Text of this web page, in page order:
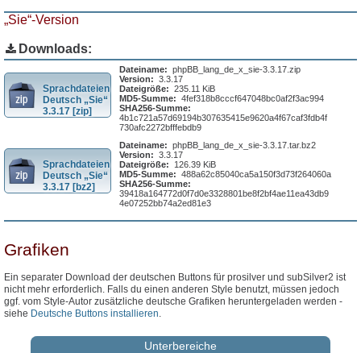
„Sie“-Version
Downloads:
Sprachdateien
Deutsch „Sie“
3.3.17 [zip]
Dateiname: phpBB_lang_de_x_sie-3.3.17.zip
Version: 3.3.17
Dateigröße: 235.11 KiB
MD5-Summe: 4fef318b8cccf647048bc0af2f3ac994
SHA256-Summe:
4b1c721a57d69194b307635415e9620a4f67caf3fdb4f
730afc2272bfffebdb9
Sprachdateien
Deutsch „Sie“
3.3.17 [bz2]
Dateiname: phpBB_lang_de_x_sie-3.3.17.tar.bz2
Version: 3.3.17
Dateigröße:
126.39 KiB
MD5-Summe: 488a62c85040ca5a150f3d73f264060a
SHA256-Summe:
39418a164772d0f7d0e3328801be8f2bf4ae11ea43db9
4e07252bb74a2ed81e3
Grafiken
Ein separater Download der deutschen Buttons für prosilver und subSilver2 ist
nicht mehr erforderlich. Falls du einen anderen Style benutzt, müssen jedoch
ggf. vom Style-Autor zusätzliche deutsche Grafiken heruntergeladen werden -
siehe Deutsche Buttons installieren.
Unterbereiche